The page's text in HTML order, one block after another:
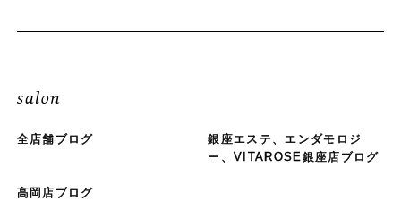
salon
全店舗ブログ
銀座エステ、エンダモロジ
ー、VITAROSE銀座店ブログ
高岡店ブログ